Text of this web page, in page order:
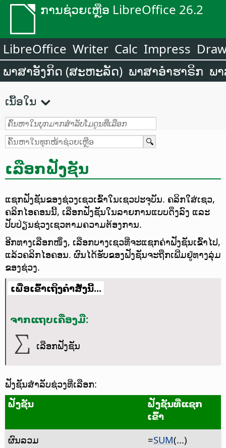
ການຊ່ວຍເຫຼືອ LibreOffice 26.2
LibreOffice Writer Calc Impress
ພາສາອັງກິດ (ສະຫະລັດ) ພາສາອຳຮາຣິກ ພ
ເນື້ອໃນ
ເລືອກຟັງຊັນ
ແຊກຟັງຊັນຂອງຊ່ວງເຊວເຂົ້າໃນເຊວປະຈຸບັນ. ຄລິກໃສ່ເຊວ,
ຄລິກໄອຄອນນີ້, ເລືອກຟັງຊັນໃນລາຍການແບບດຶງລົງ ແລະ
ປັບປ່ຽນຊ່ວງເຊວຕາມຄວາມຕ້ອງການ.
ອີກທາງເລືອກໜຶ່ງ, ເລືອກບາງເຊວທີ່ຈະແຊກຄ່າຟັງຊັນເຂົ້າໄປ,
ແລ້ວຄລິກໄອຄອນ. ຜົນໄດ້ຮັບຂອງຟັງຊັນຈະຖືກເພີ່ມຢູ່ທາງລຸ່ມ
ຂອງຊ່ວງ.
ເພື່ອເຂົ້າເຖິງຄຳສັ່ງນີ້...
ຈາກແຖບເຄື່ອງມື:
ເລືອກຟັງຊັນ
ຟັງຊັນສຳລັບຊ່ວງທີ່ເລືອກ:
ຟັງຊັນ
ຟັງຊັນທີ່ແຊກ
ເຂົ້າ
ຜົນລວມ
=SUM(...)